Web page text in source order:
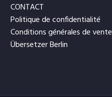
CONTACT
Politique de confidentialité
Conditions générales de vente
Übersetzer Berlin